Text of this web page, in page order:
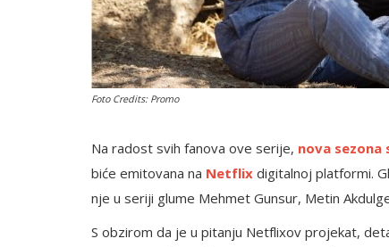
Foto Credits: Promo
Na radost svih fanova ove serije, nova sezona
biće emitovana na Netflix digitalnoj platformi.
nje u seriji glume Mehmet Gunsur, Metin
S obzirom da je u pitanju Netflixov projekat,